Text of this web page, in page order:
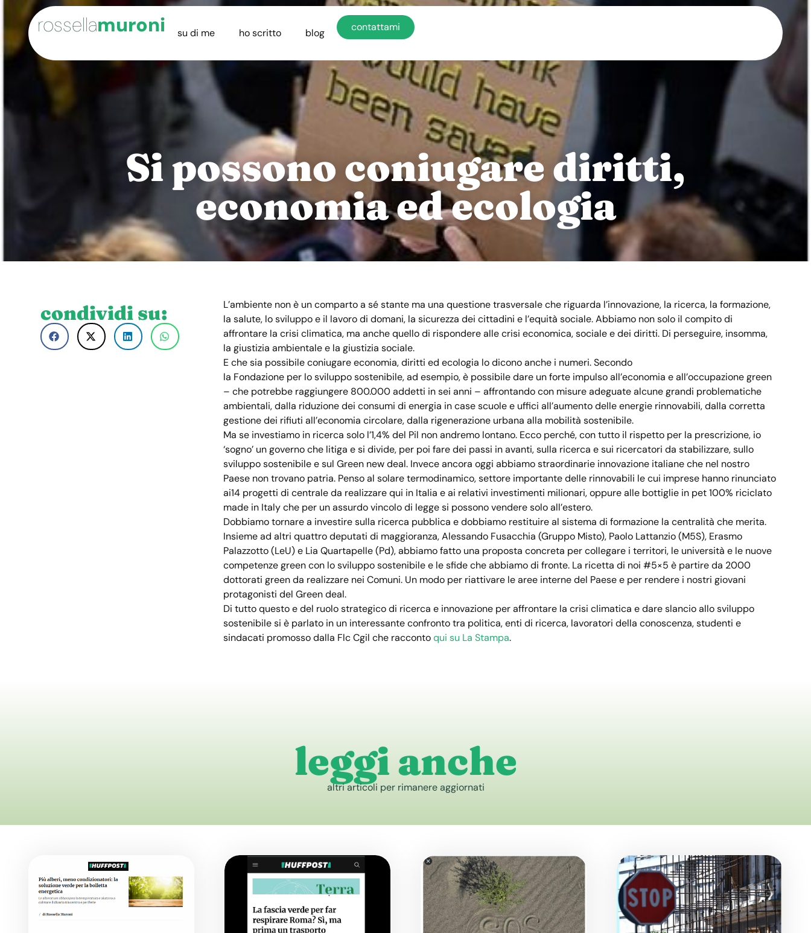
rossellamuroni su di me ho scritto blog contattami
Si possono coniugare diritti,
economia ed ecologia
condividi su:
L’ambiente non è un comparto a sé stante ma una questione trasversale che riguarda l’innovazione, la ricerca, la formazione,
la salute, lo sviluppo e il lavoro di domani, la sicurezza dei cittadini e l’equità sociale. Abbiamo non solo il compito di
affrontare la crisi climatica, ma anche quello di rispondere alle crisi economica, sociale e dei diritti. Di perseguire, insomma,
la giustizia ambientale e la giustizia sociale.
E che sia possibile coniugare economia, diritti ed ecologia lo dicono anche i numeri. Secondo
la Fondazione per lo sviluppo sostenibile, ad esempio, è possibile dare un forte impulso all’economia e all’occupazione green
– che potrebbe raggiungere 800.000 addetti in sei anni – affrontando con misure adeguate alcune grandi problematiche
ambientali, dalla riduzione dei consumi di energia in case scuole e uffici all’aumento delle energie rinnovabili, dalla corretta
gestione dei rifiuti all’economia circolare, dalla rigenerazione urbana alla mobilità sostenibile.
Ma se investiamo in ricerca solo l’1,4% del Pil non andremo lontano. Ecco perché, con tutto il rispetto per la prescrizione, io
‘sogno’ un governo che litiga e si divide, per poi fare dei passi in avanti, sulla ricerca e sui ricercatori da stabilizzare, sullo
sviluppo sostenibile e sul Green new deal. Invece ancora oggi abbiamo straordinarie innovazione italiane che nel nostro
Paese non trovano patria. Penso al solare termodinamico, settore importante delle rinnovabili le cui imprese hanno rinunciato
ai14 progetti di centrale da realizzare qui in Italia e ai relativi investimenti milionari, oppure alle bottiglie in pet 100% riciclato
made in Italy che per un assurdo vincolo di legge si possono vendere solo all’estero.
Dobbiamo tornare a investire sulla ricerca pubblica e dobbiamo restituire al sistema di formazione la centralità che merita.
Insieme ad altri quattro deputati di maggioranza, Alessando Fusacchia (Gruppo Misto), Paolo Lattanzio (M5S), Erasmo
Palazzotto (LeU) e Lia Quartapelle (Pd), abbiamo fatto una proposta concreta per collegare i territori, le università e le nuove
competenze green con lo sviluppo sostenibile e le sfide che abbiamo di fronte. La ricetta di noi #5×5 è partire da 2000
dottorati green da realizzare nei Comuni. Un modo per riattivare le aree interne del Paese e per rendere i nostri giovani
protagonisti del Green deal.
Di tutto questo e del ruolo strategico di ricerca e innovazione per affrontare la crisi climatica e dare slancio allo sviluppo
sostenibile si è parlato in un interessante confronto tra politica, enti di ricerca, lavoratori della conoscenza, studenti e
sindacati promosso dalla Flc Cgil che raccontoqui su La Stampa.
leggi anche
altri articoli per rimanere aggiornati